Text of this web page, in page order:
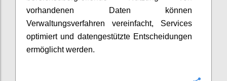
vorhandenen Daten können
Verwaltungsverfahren vereinfacht, Services
optimiert und datengestützte Entscheidungen
ermöglicht werden.